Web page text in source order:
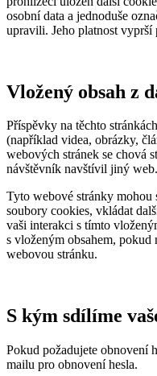
osobní data a jednoduše
upravili. Jeho platnost vyprší
Vložený obsah z
Příspěvky na těchto
(například videa, obrázky,
webových stránek se chová
návštěvník navštívil jiný web.
Tyto webové stránky mohou
soubory cookies, vkládat
vaši interakci s tímto
s vloženým obsahem, pokud
webovou stránku.
S kým sdílíme
Pokud požadujete obnovení
mailu pro obnovení hesla.